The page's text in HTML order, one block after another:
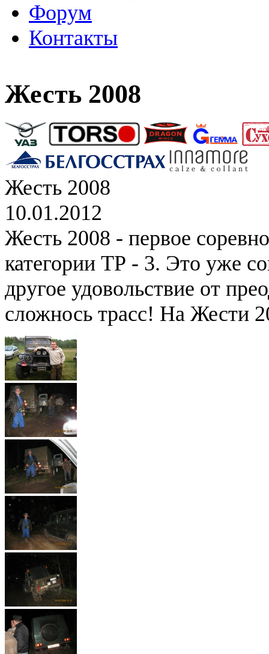
Форум
Контакты
Жесть 2008
Жесть 2008
10.01.2012
Жесть 2008 - первое
категории ТР - 3. Это уже
другое удовольствие от
сложнось трасс! На Жести